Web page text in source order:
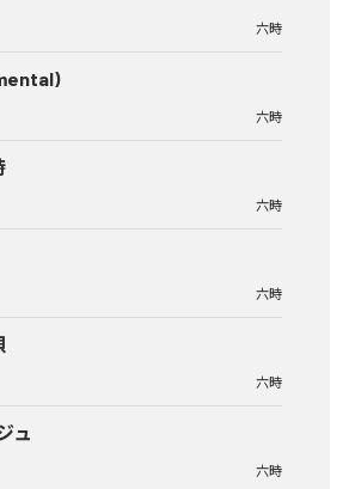
六時
六時
六時
六時
六時
ュ
六時